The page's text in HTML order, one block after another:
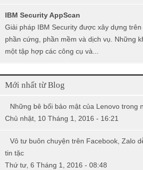
IBM Security AppScan
Giải pháp IBM Security được xây dựng
phần cứng, phần mềm và dịch vụ. Những
một tập hợp các công cụ và...
Mới nhất từ Blog
Những bê bối bảo mật của Lenovo trong
Chủ nhật, 10 Tháng 1, 2016 - 16:21
Vô tư buôn chuyện trên Facebook, Zalo
tin tặc
Thứ tư, 6 Tháng 1, 2016 - 08:48